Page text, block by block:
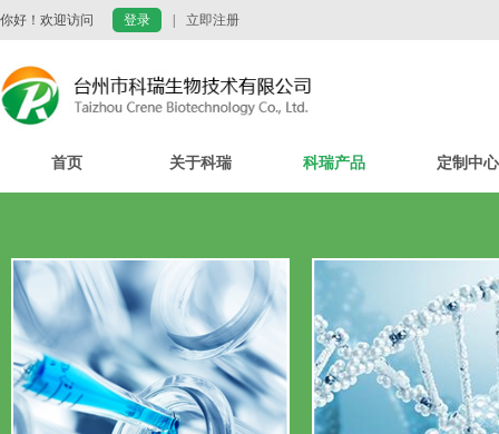
你好！欢迎访问 登录 立即注册
首页 关于科瑞 科瑞产品 定制中心